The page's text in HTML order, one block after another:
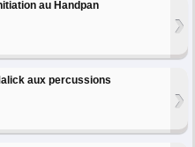
au Handpan ›
aux percussions ›